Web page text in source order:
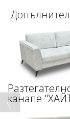
канапе